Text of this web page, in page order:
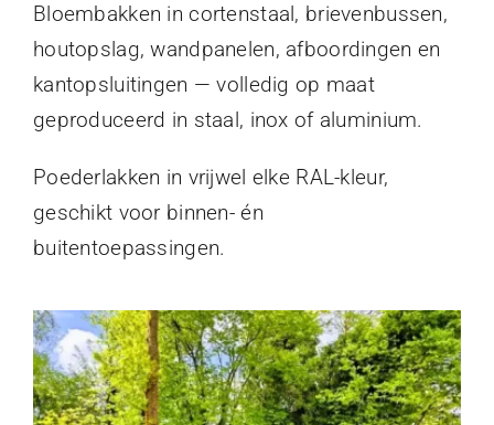
Bloembakken in cortenstaal, brievenbussen,
houtopslag, wandpanelen, afboordingen en
kantopsluitingen — volledig op maat
geproduceerd in staal, inox of aluminium.
Poederlakken in vrijwel elke RAL-kleur,
geschikt voor binnen- én
buitentoepassingen.